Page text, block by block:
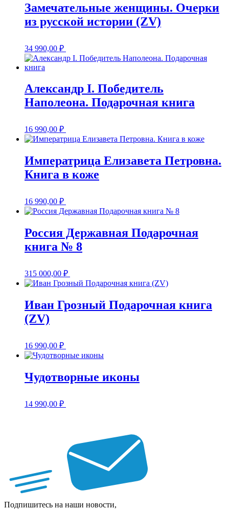
Замечательные женщины. Очерки
из русской истории (ZV)
34 990,00 ₽
Александр I. Победитель
Наполеона. Подарочная книга
16 990,00 ₽
Императрица Елизавета Петровна.
Книга в коже
16 990,00 ₽
Россия Державная Подарочная
книга № 8
315 000,00 ₽
Иван Грозный Подарочная книга
(ZV)
16 990,00 ₽
Чудотворные иконы
14 990,00 ₽
Подпишитесь на наши новости,